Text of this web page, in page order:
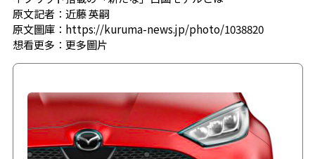
原文記者：近藤 英嗣
原文圖庫：https://kuruma-news.jp/photo/1038820
想看更多： 更多圖片